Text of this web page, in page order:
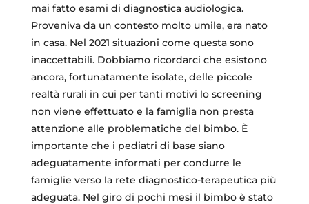
mai fatto esami di diagnostica audiologica.
Proveniva da un contesto molto umile, era nato
in casa. Nel 2021 situazioni come questa sono
inaccettabili. Dobbiamo ricordarci che esistono
ancora, fortunatamente isolate, delle piccole
realtà rurali in cui per tanti motivi lo screening
non viene effettuato e la famiglia non presta
attenzione alle problematiche del bimbo. È
importante che i pediatri di base siano
adeguatamente informati per condurre le
famiglie verso la rete diagnostico-terapeutica più
adeguata. Nel giro di pochi mesi il bimbo è stato